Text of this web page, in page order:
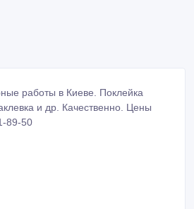
работы в Киеве. Поклейка
и др. Качественно. Цены
89-50